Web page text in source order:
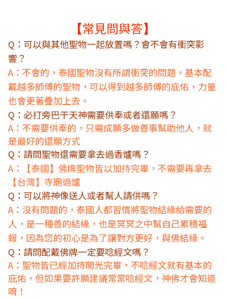
【常見問與答】
Q：可以與其他聖物一起放置嗎？會不會有衝突影
響？
A：不會的，泰國聖物沒有所謂衝突的問題，基本配
戴越多師傅的聖物，可以得到越多師傅的庇佑，力量
也會更著疊加上去。
Q：必打旁巴干天神需要供奉或者還願嗎？
A：不需要供奉的，只需成願多做善事幫助他人，就
是最好的還願方式
Q：請問聖物還需要拿去過香爐嗎？
A：
【泰國】 佛牌聖物皆以加持完畢，不需要再拿去
【台灣】 寺廟過爐
Q：可以將神像送人或者幫人請供嗎？
A：沒有問題的，泰國人都習慣將聖物結緣給需要的
人，是一種善的結緣，也是冥冥之中幫自己累積福
報，因為您的初心是為了讓對方更好，與佛結緣。
Q：請問配戴佛牌一定要唸經文嗎？
A：聖物皆已經加持開光完畢，不唸經文就有基本的
庇佑，但如果要許願建議常常唸經文，神佛才會知道
唷！